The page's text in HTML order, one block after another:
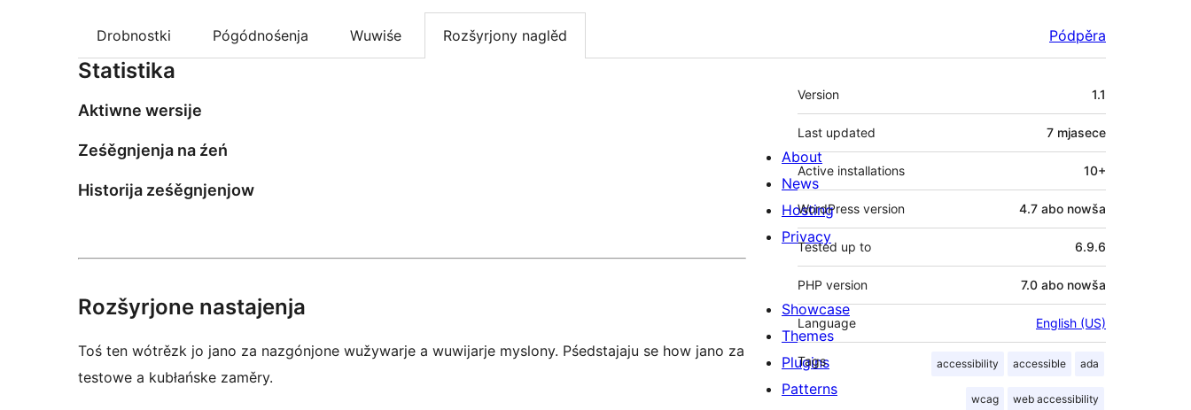
Drobnostki Pógódnośenja Wuwiśe Rozšyrjony naglěd Pódpěra
Statistika
Aktiwne wersije
Ześěgnjenja na źeń
Historija ześěgnjenjow
Rozšyrjone nastajenja
Toś ten wótrězk jo jano za nazgónjone wužywarje a wuwijarje myslony. Pśedstajaju se how jano za
testowe a kubłańske zaměry.
Meta
Version 1.1
Last updated 7 mjasece
Active installations 10+
WordPress version 4.7 abo nowša
Tested up to 6.9.6
PHP version 7.0 abo nowša
Language English (US)
Tags accessibility accessible ada
wcag web accessibility
About
News
Hosting
Privacy
Showcase
Themes
Plugins
Patterns